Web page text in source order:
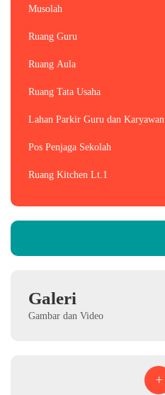
Musolah
Ruang Guru
Ruang Aula
Ruang Tata Usaha
Lahan Parkir Guru dan Karyawan
Pos Penjaga Sekolah
Ruang Kitchen Lt.1
Galeri
Gambar dan Video
+